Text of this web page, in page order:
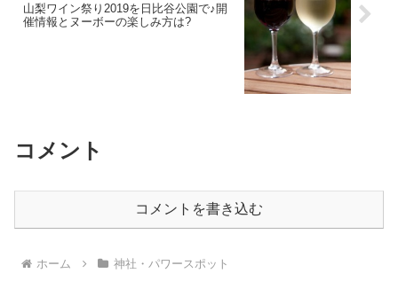
山梨ワイン祭り2019を日比谷公園で♪開
催情報とヌーボーの楽しみ方は?
コメント
コメントを書き込む
ホーム 神社・パワースポット